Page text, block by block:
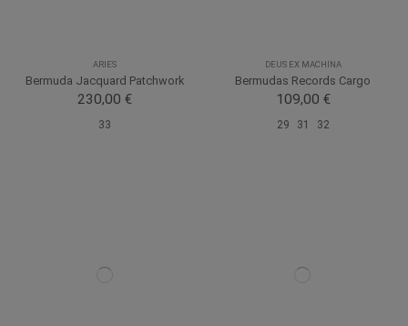
ARIES
Bermuda Jacquard Patchwork
230,00 €
33
DEUS EX MACHINA
Bermudas Records Cargo
109,00 €
29 31 32